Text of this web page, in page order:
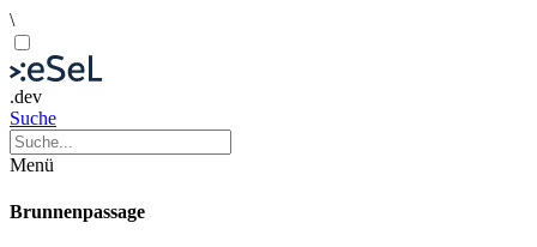
\
.dev
Suche
Menü
Brunnenpassage